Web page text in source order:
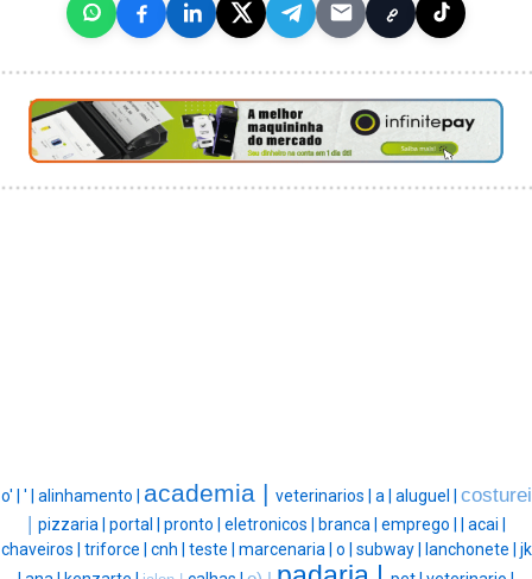
o' | ' | alinhamento | academia | veterinarios | a | aluguel | costurei
| pizzaria | portal | pronto | eletronicos | branca | emprego |
acai |
chaveiros | triforce | cnh | teste | marcenaria | o | subway | lanchonete | jk